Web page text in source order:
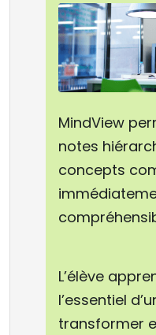
MindView
notes
concepts
L’élève
l’essentiel
transformer